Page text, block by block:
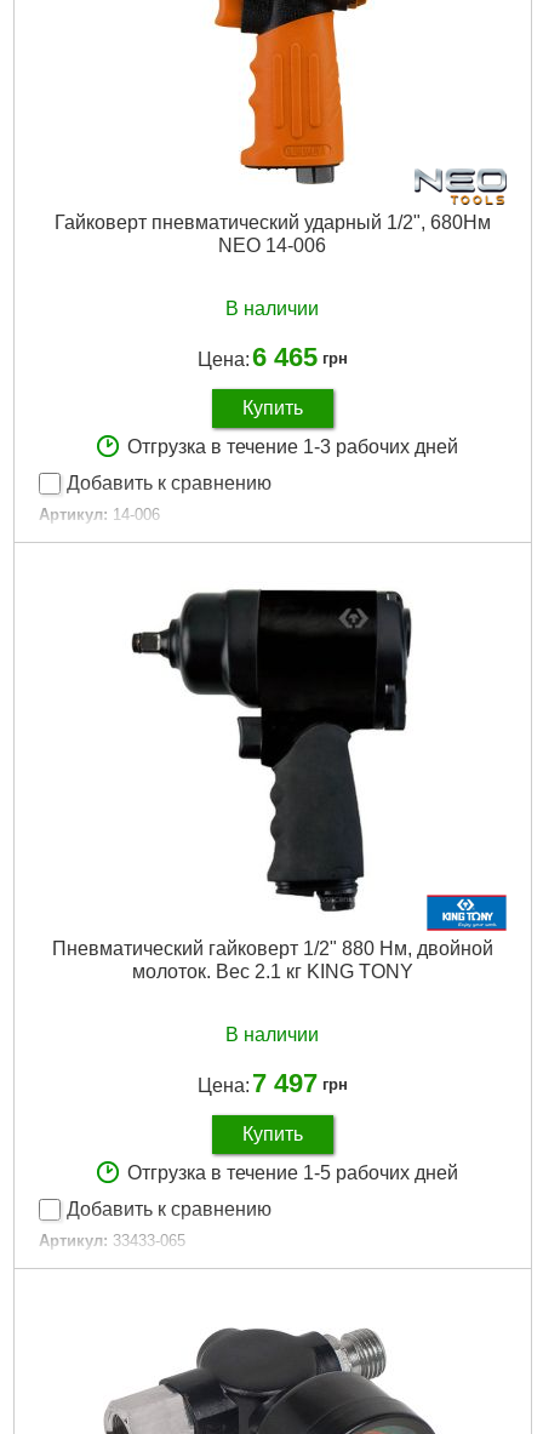
Подробнее...
Гайковерт пневматический ударный 1/2", 680Нм
NEO 14-006
В наличии
Цена:6 465 грн
Купить
Отгрузка в течение 1-3 рабочих дней
Добавить к сравнению
Артикул: 14-006
Код товара: 25.45.12
113 л/мин
Размер приводного квадрата:
1/2"
Диаметр соединительного шланга: 1/4"
Число оборотов в минуту:
Максимальное число оборотов в минуту:
10000 кол/мин
6.3 бар
Максимальный крутящий момент:
680 Нм
150x150x50 мм
Подробнее...
Пневматический гайковерт 1/2" 880 Нм, двойной
молоток. Вес 2.1 кг KING TONY
В наличии
Цена: 7 497 грн
Купить
Отгрузка в течение 1-5 рабочих дней
Добавить к сравнению
Артикул: 33433-065
Код товара: 23.19.42
Тип хвостовика / посадки:
1/2"
Максимальный момент затяжки, Нм: 880
Габариты упаковки: 210x210x73 мм
Вес брутто: 2,382 г